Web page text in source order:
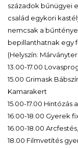
századok bűnügyei
család egykori
nemcsak a
bepillanthatnak egy
(Helyszín:
13.00-17.00
15.00 Grimask
Kamarakert
15.00-17.00 Hintózás
16.00-18.00 Gyerek
16.00-18.00
18.00 Filmvetítés